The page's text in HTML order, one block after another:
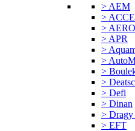
> AEM
>
>
> APR
>
>
>
>
> Defi
> Dinan
> Dragy
> EFT